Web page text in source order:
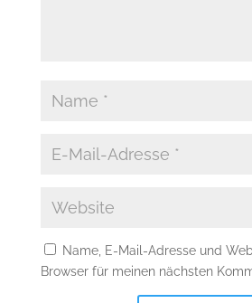
Name, E-Mail-Adresse und
Browser für meinen nächsten